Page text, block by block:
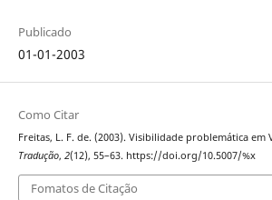
Publicado
01-01-2003
Como Citar
Freitas, L. F. de. (2003). Visibilidade problemática em
Tradução, 2(12), 55–63. https://doi.org/10.5007/%x
Fomatos de Citação